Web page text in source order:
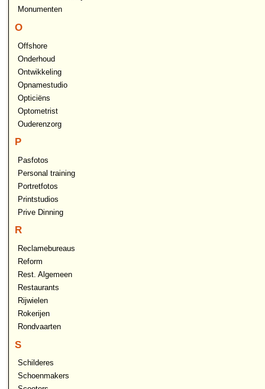
Monumenten
O
Offshore
Onderhoud
Ontwikkeling
Opnamestudio
Opticiëns
Optometrist
Ouderenzorg
P
Pasfotos
Personal training
Portretfotos
Printstudios
Prive Dinning
R
Reclamebureaus
Reform
Rest. Algemeen
Restaurants
Rijwielen
Rokerijen
Rondvaarten
S
Schilderes
Schoenmakers